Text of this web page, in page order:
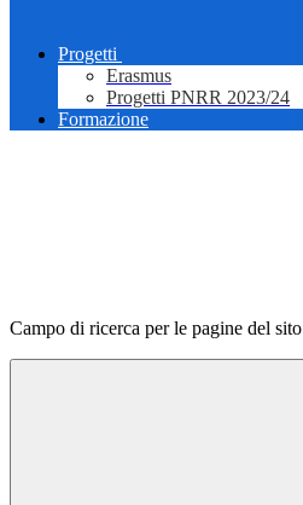
Progetti
Erasmus
Progetti PNRR 2023/24
Formazione
Campo di ricerca per le pagine del sito